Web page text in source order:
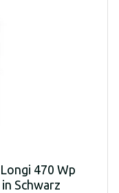
470 Wp
Schwarz